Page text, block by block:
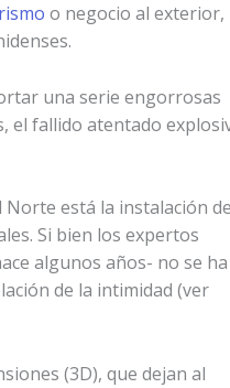
o negocio al exterior,
una serie engorrosas
el fallido atentado
está la instalación
Si bien los expertos
algunos años- no se ha
de la intimidad (ver
(3D), que dejan al